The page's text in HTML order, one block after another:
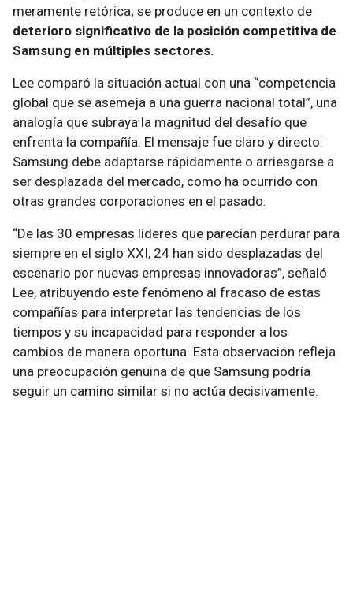
meramente retórica; se produce en un contexto de
deterioro significativo de la posición competitiva de
Samsung en múltiples sectores.
Lee comparó la situación actual con una “competencia
global que se asemeja a una guerra nacional total”, una
analogía que subraya la magnitud del desafío que
enfrenta la compañía. El mensaje fue claro y directo:
Samsung debe adaptarse rápidamente o arriesgarse a
ser desplazada del mercado, como ha ocurrido con
otras grandes corporaciones en el pasado.
“De las 30 empresas líderes que parecían perdurar para
siempre en el siglo XXI, 24 han sido desplazadas del
escenario por nuevas empresas innovadoras”, señaló
Lee, atribuyendo este fenómeno al fracaso de estas
compañías para interpretar las tendencias de los
tiempos y su incapacidad para responder a los
cambios de manera oportuna. Esta observación refleja
una preocupación genuina de que Samsung podría
seguir un camino similar si no actúa decisivamente.